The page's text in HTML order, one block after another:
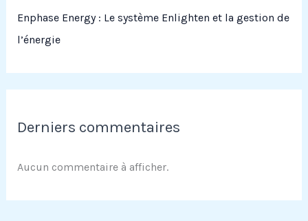
Enphase Energy : Le système Enlighten et la gestion de
l’énergie
Derniers commentaires
Aucun commentaire à afficher.